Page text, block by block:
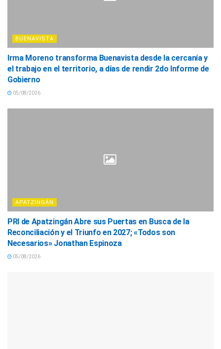
BUENAVISTA
Irma Moreno transforma Buenavista desde la cercanía y
el trabajo en el territorio, a días de rendir 2do Informe de
Gobierno
05/08/2026
APATZINGÁN
PRI de Apatzingán Abre sus Puertas en Busca de la
Reconciliación y el Triunfo en 2027; «Todos son
Necesarios» Jonathan Espinoza
05/08/2026